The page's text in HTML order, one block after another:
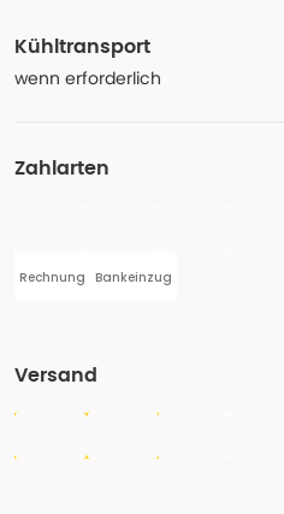
Kühltransport
wenn erforderlich
Zahlarten
Rechnung Bankeinzug
Versand